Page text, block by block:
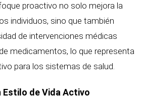
proactivo no solo mejora la
individuos, sino que también
de intervenciones médicas
medicamentos, lo que representa
para los sistemas de salud.
Estilo de Vida Activo